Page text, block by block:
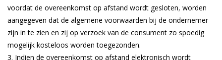
voordat de overeenkomst op afstand wordt gesloten, worden
aangegeven dat de algemene voorwaarden bij de ondernemer
zijn in te zien en zij op verzoek van de consument zo spoedig
mogelijk kosteloos worden toegezonden.
Indien de overeenkomst op afstand elektronisch wordt